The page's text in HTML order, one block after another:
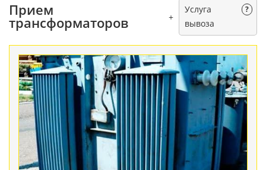
Прием
трансформаторов +
Услуга
вывоза
?